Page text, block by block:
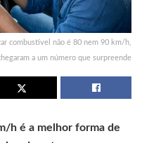
combustível não é 80 nem 90 km/h,
a um número que surpreende
h é a melhor forma de